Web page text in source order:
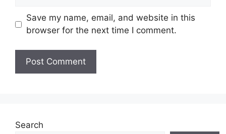
Save my name, email, and website in this
browser for the next time I comment.
Search